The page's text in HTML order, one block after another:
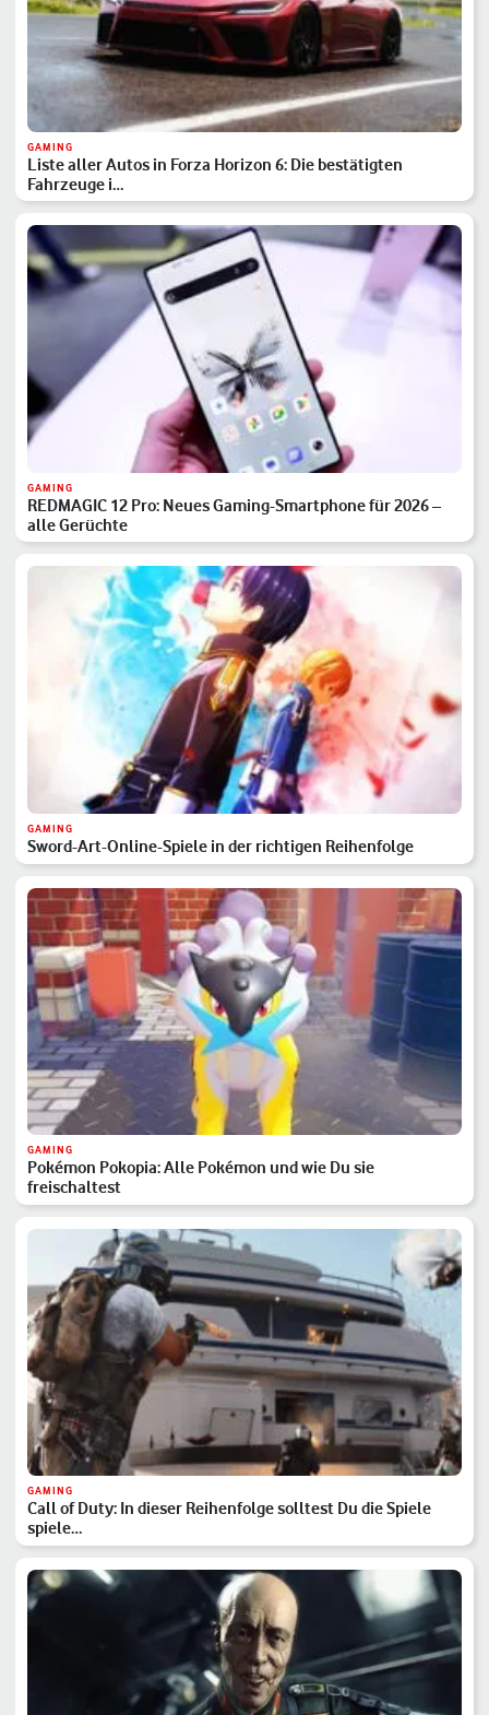
GAMING
Liste aller Autos in Forza Horizon 6: Die bestätigten
Fahrzeuge i…
GAMING
REDMAGIC 12 Pro: Neues Gaming-Smartphone für 2026 –
alle Gerüchte
GAMING
Sword-Art-Online-Spiele in der richtigen Reihenfolge
GAMING
Pokémon Pokopia: Alle Pokémon und wie Du sie
freischaltest
GAMING
Call of Duty: In dieser Reihenfolge solltest Du die Spiele
spiele…